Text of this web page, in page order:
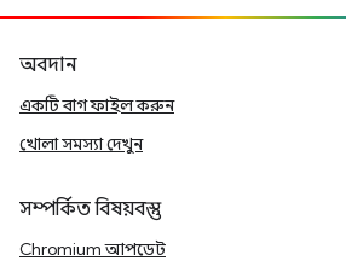
অবদান
একটি বাগ ফাইল করুন
খোলা সমস্যা দেখুন
সম্পর্কিত বিষয়বস্তু
Chromium আপডেট